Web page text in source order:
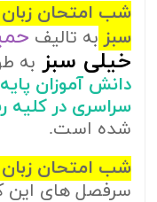
شب امتحان زبان
سبز به تالیف
خیلی سبز به
دانش آموزان
سراسری در کلیه
شده است.
شب امتحان زبان
سرفصل های این